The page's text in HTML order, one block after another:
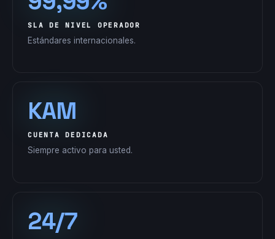
SLA DE NIVEL OPERADOR
Estándares internacionales.
KAM
CUENTA DEDICADA
Siempre activo para usted.
24/7